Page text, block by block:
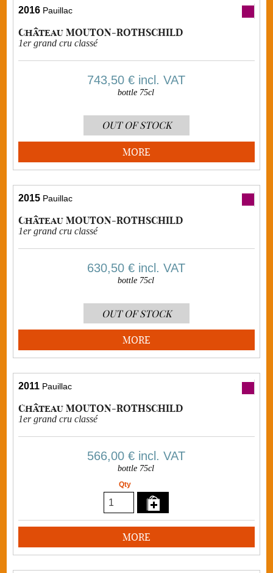
2016 Pauillac
Château MOUTON-ROTHSCHILD
1er grand cru classé
743,50 €incl. VAT
bottle 75cl
OUT OF STOCK
MORE
2015 Pauillac
Château MOUTON-ROTHSCHILD
1er grand cru classé
630,50 €incl. VAT
bottle 75cl
OUT OF STOCK
MORE
2011 Pauillac
Château MOUTON-ROTHSCHILD
1er grand cru classé
566,00 €incl. VAT
bottle 75cl
Qty
MORE